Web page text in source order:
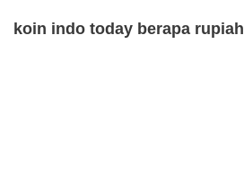
koin indo today berapa rupiah